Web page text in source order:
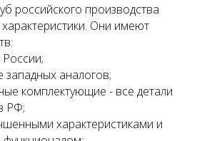
российского производства
Они имеют
западных аналогов;
комплектующие - все детали
РФ;
характеристиками и